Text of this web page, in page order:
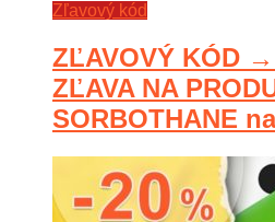
Zľavový kód
ZĽAVOVÝ KÓD
ZĽAVA NA
SORBOTHANE